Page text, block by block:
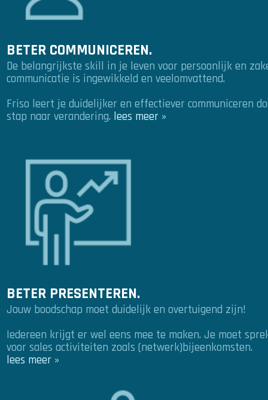
BETER COMMUNICEREN.
De belangrijkste skill in je leven voor persoonlijk en
communicatie is ingewikkeld en veelomvattend.
Friso leert je duidelijker en effectiever communiceren
stap naar verandering. lees meer »
BETER PRESENTEREN.
Jouw boodschap moet duidelijk en overtuigend zijn!
Iedereen krijgt er wel eens mee te maken. Je moet
voor sales activiteiten zoals (netwerk)bijeenkomsten.
lees meer »